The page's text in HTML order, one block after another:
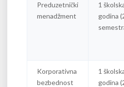
Preduzetnički
menadžment
1
godina
Korporativna
bezbednost
1
godina